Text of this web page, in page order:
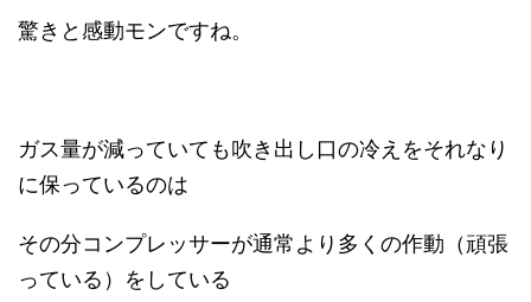
驚きと感動モンですね。
ガス量が減っていても吹き出し口の冷えをそれなり
に保っているのは
その分コンプレッサーが通常より多くの作動（頑張
っている）をしている